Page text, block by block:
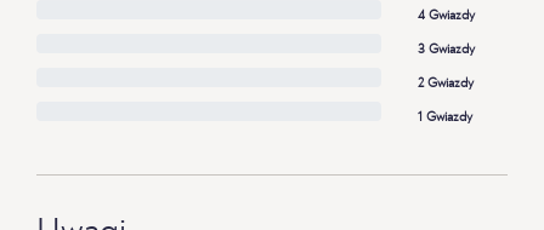
4 Gwiazdy
3 Gwiazdy
2 Gwiazdy
1 Gwiazdy